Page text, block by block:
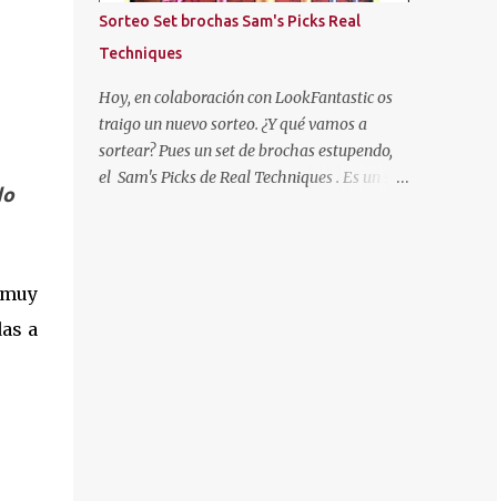
a
más oscuras, con las puntas más claras,
y jugar con mi pelo, decidí volver a
dejármelo crecer y dejarlo de "su color". Pero
como ya os he dicho al principio, mi color de
pelo es SOSO, así que algo había que hacer.
Entonces descubrí un producto que se
Sorteo Set brochas Sam's Picks Real
Techniques
Hoy, en colaboración con LookFantastic os
traigo un nuevo sorteo. ¿Y qué vamos a
sortear? Pues un set de brochas estupendo,
el Sam's Picks de Real Techniques . Es un set